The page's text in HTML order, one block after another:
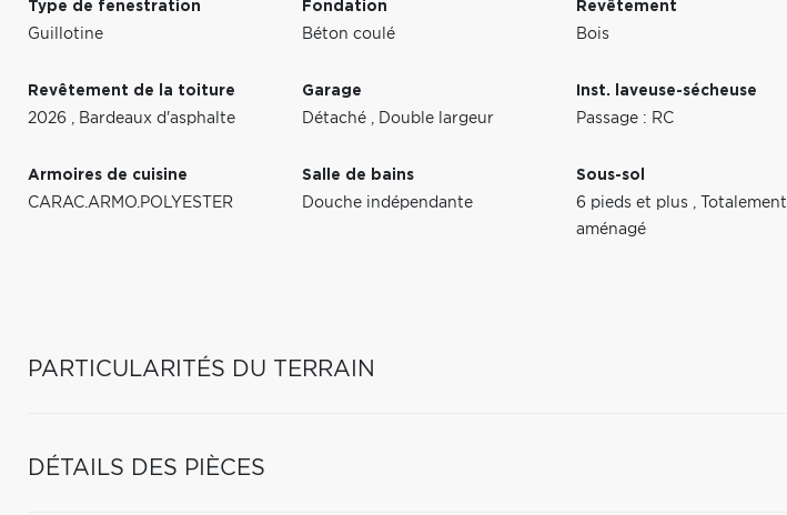
Type de fenestration
Guillotine
Fondation
Béton coulé
Revêtement
Bois
Revêtement de la toiture
2026 , Bardeaux d'asphalte
Garage
Détaché , Double largeur
Inst. laveuse-sécheuse
Passage : RC
Armoires de cuisine
CARAC.ARMO.POLYESTER
Salle de bains
Douche indépendante
Sous-sol
6 pieds et plus ,
Totalement
aménagé
PARTICULARITÉS DU TERRAIN
DÉTAILS DES PIÈCES